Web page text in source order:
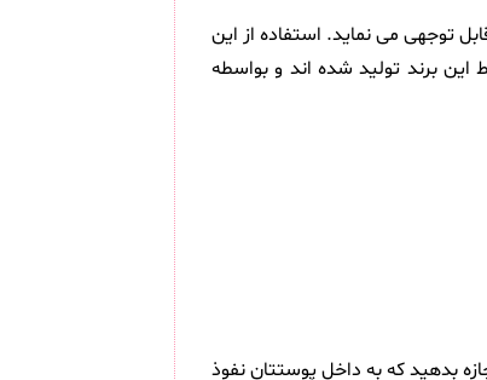
می نماید. استفاده از این
برند تولید شده اند و بواسطه
از محلول را بر روی پوست خود بریزید و اجازه بدهید که به داخل پوستتان نفوذ